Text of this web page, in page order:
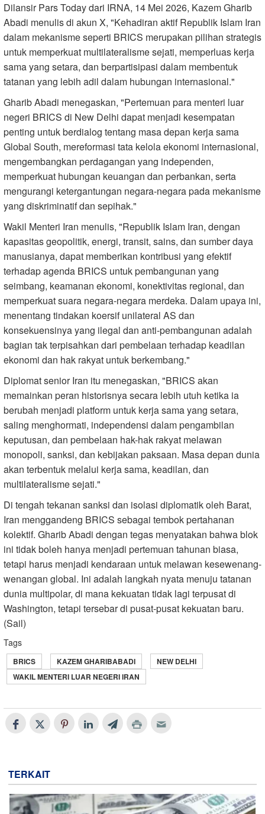
Dilansir Pars Today dari IRNA, 14 Mei 2026, Kazem Gharib
Abadi menulis di akun X, "Kehadiran aktif Republik Islam Iran
dalam mekanisme seperti BRICS merupakan pilihan strategis
untuk memperkuat multilateralisme sejati, memperluas kerja
sama yang setara, dan berpartisipasi dalam membentuk
tatanan yang lebih adil dalam hubungan internasional."
Gharib Abadi menegaskan, "Pertemuan para menteri luar
negeri BRICS di New Delhi dapat menjadi kesempatan
penting untuk berdialog tentang masa depan kerja sama
Global South, mereformasi tata kelola ekonomi internasional,
mengembangkan perdagangan yang independen,
memperkuat hubungan keuangan dan perbankan, serta
mengurangi ketergantungan negara-negara pada mekanisme
yang diskriminatif dan sepihak."
Wakil Menteri Iran menulis, "Republik Islam Iran, dengan
kapasitas geopolitik, energi, transit, sains, dan sumber daya
manusianya, dapat memberikan kontribusi yang efektif
terhadap agenda BRICS untuk pembangunan yang
seimbang, keamanan ekonomi, konektivitas regional, dan
memperkuat suara negara-negara merdeka. Dalam upaya ini,
menentang tindakan koersif unilateral AS dan
konsekuensinya yang ilegal dan anti-pembangunan adalah
bagian tak terpisahkan dari pembelaan terhadap keadilan
ekonomi dan hak rakyat untuk berkembang."
Diplomat senior Iran itu menegaskan, "BRICS akan
memainkan peran historisnya secara lebih utuh ketika ia
berubah menjadi platform untuk kerja sama yang setara,
saling menghormati, independensi dalam pengambilan
keputusan, dan pembelaan hak-hak rakyat melawan
monopoli, sanksi, dan kebijakan paksaan. Masa depan dunia
akan terbentuk melalui kerja sama, keadilan, dan
multilateralisme sejati."
Di tengah tekanan sanksi dan isolasi diplomatik oleh Barat,
Iran menggandeng BRICS sebagai tembok pertahanan
kolektif. Gharib Abadi dengan tegas menyatakan bahwa blok
ini tidak boleh hanya menjadi pertemuan tahunan biasa,
tetapi harus menjadi kendaraan untuk melawan kesewenang-
wenangan global. Ini adalah langkah nyata menuju tatanan
dunia multipolar, di mana kekuatan tidak lagi terpusat di
Washington, tetapi tersebar di pusat-pusat kekuatan baru.
(Sail)
Tags
BRICS KAZEM GHARIBABADI
NEW DELHI
WAKIL MENTERI LUAR NEGERI IRAN
TERKAIT